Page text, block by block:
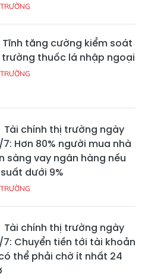
Tĩnh tăng cường kiểm soát
thuốc lá nhập ngoại
Tài chính thị trường ngày
Hơn 80% người mua nhà
sàng vay ngân hàng nếu
dưới 9%
Tài chính thị trường ngày
7: Chuyển tiền tới tài khoản
thể phải chờ ít nhất 24